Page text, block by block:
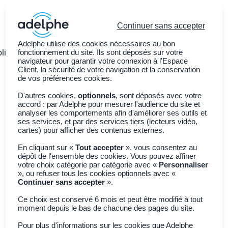
légales Nos services Adhérer à Adelphe
Retour à toutes les actualités
Vins & Spiritueux
Réemploi : rejoignez dès
maintenant notre
dispositif régional !
27 mars 2026 Copier le lien
Continuer sans accepter
Adelphe utilise des cookies nécessaires au bon
fonctionnement du site. Ils sont déposés sur votre
navigateur pour garantir votre connexion à l'Espace
Client, la sécurité de votre navigation et la conservation
de vos préférences cookies.
D'autres cookies,optionnels, sont déposés avec votre
accord : par Adelphe pour mesurer l'audience du site et
analyser les comportements afin d'améliorer ses outils et
ses services, et par des services tiers (lecteurs vidéo,
cartes) pour afficher des contenus externes.
En cliquant sur «Tout accepter », vous consentez au
dépôt de l'ensemble des cookies. Vous pouvez affiner
votre choix catégorie par catégorie avec « Personnaliser
», ou refuser tous les cookies optionnels avec «
Continuer sans accepter ».
Ce choix est conservé 6 mois et peut être modifié à tout
moment depuis le bas de chacune des pages du site.
Pour plus d'informations sur les cookies que Adelphe